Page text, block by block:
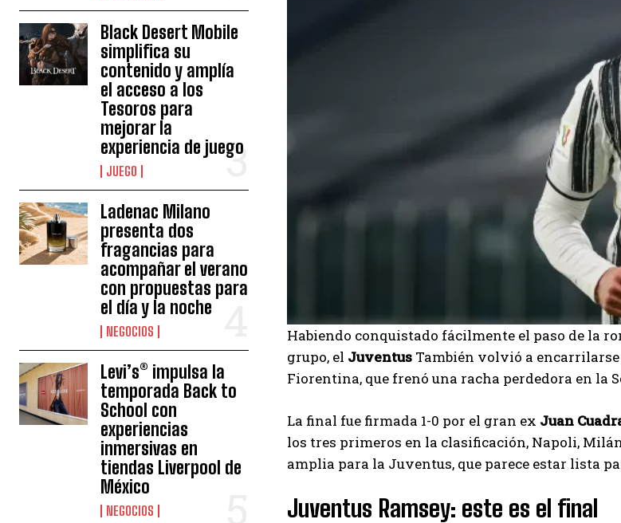
Black Desert Mobile
simplifica su
contenido y amplía
el acceso a los
Tesoros para
mejorar la
experiencia de juego
JUEGO
Ladenac Milano
presenta dos
fragancias para
acompañar el verano
con propuestas para
el día y la noche
NEGOCIOS
Levi’s® impulsa la
temporada Back to
School con
experiencias
inmersivas en
tiendas Liverpool de
México
NEGOCIOS
Habiendo conquistado fácilmente el paso de la
grupo, el Juventus También volvió a
Fiorentina, que frenó una racha perdedora en la
La final fue firmada 1-0 por el gran ex Juan
los tres primeros en la clasificación, Napoli,
amplia para la Juventus, que parece estar lista
Juventus Ramsey: este es el final